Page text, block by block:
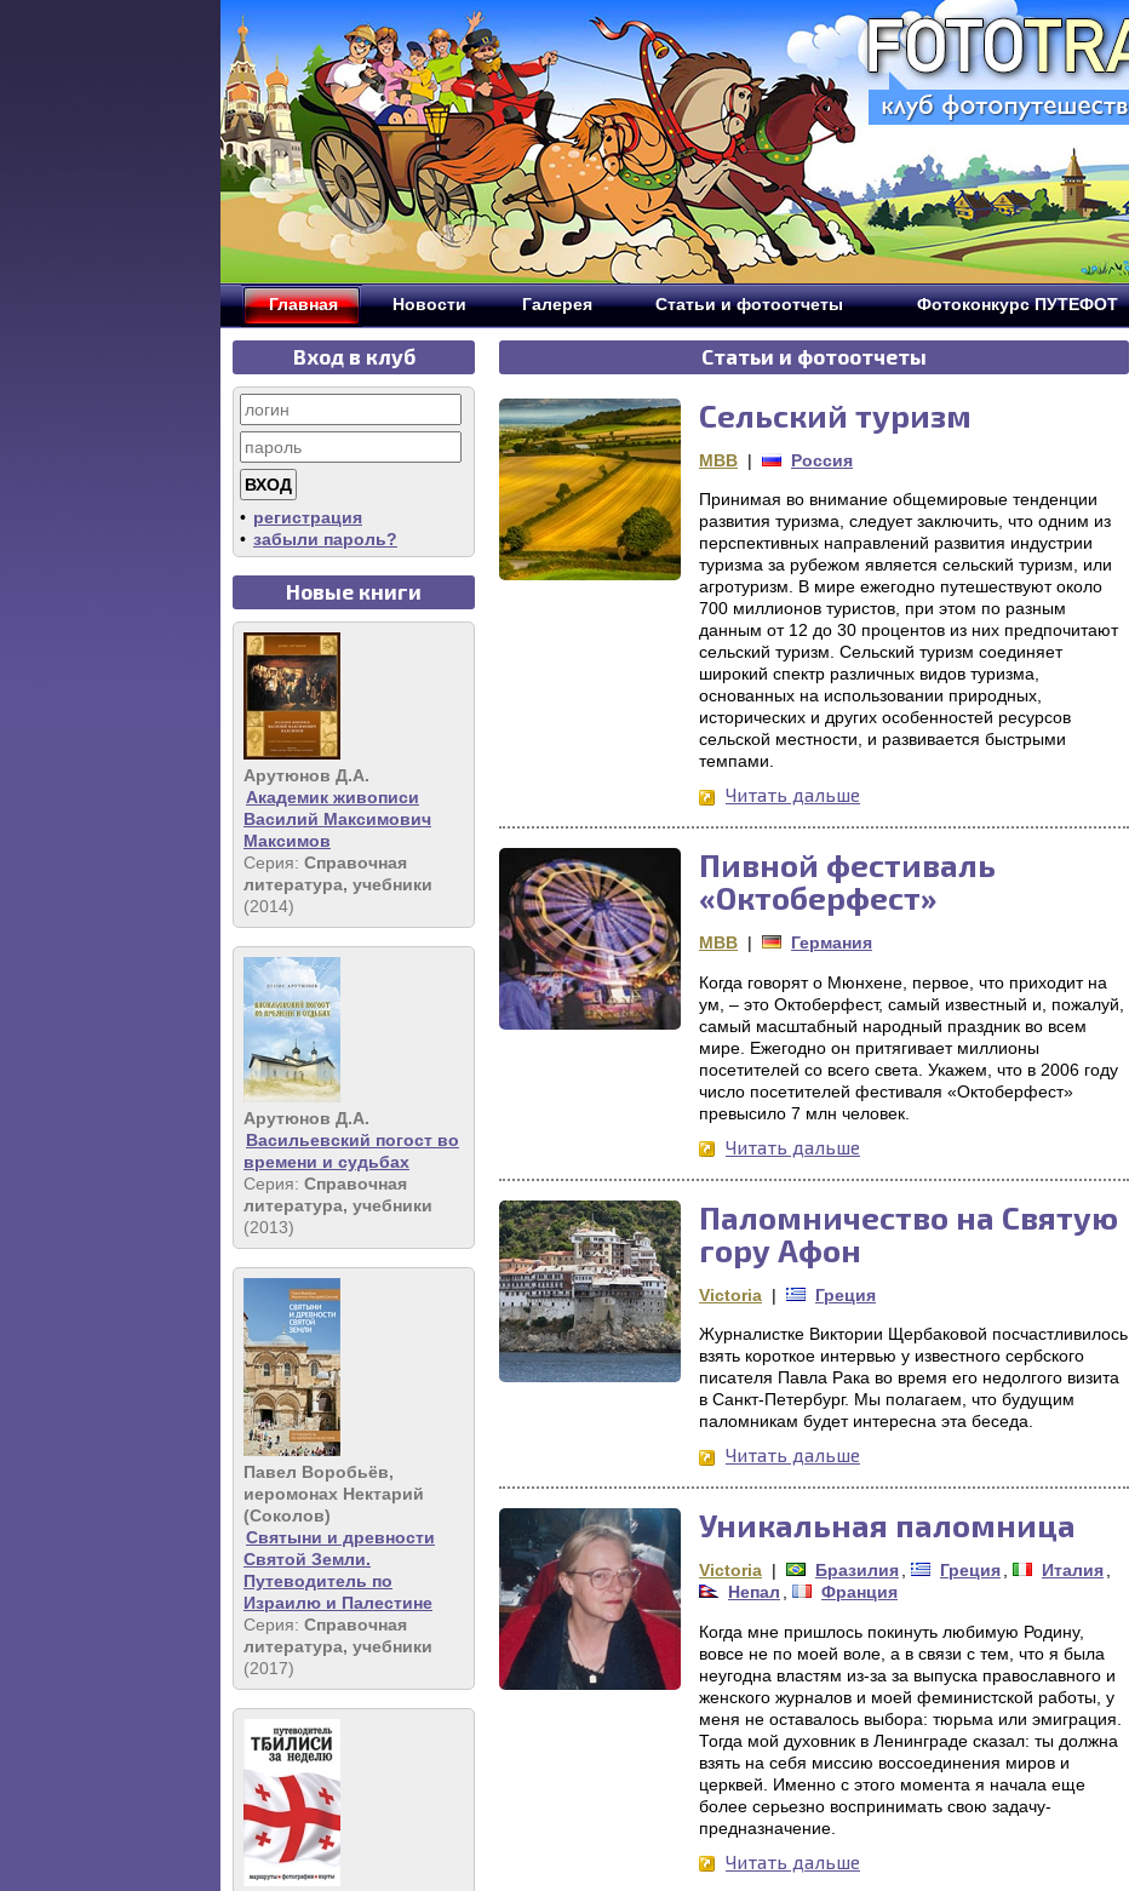
Главная Новости Галерея Статьи и фотоотчеты Фотоконкурс ПУТЕФОТ
Вход в клуб
• регистрация
• забыли пароль?
Новые книги
Арутюнов Д.А.
Академик живописи
Василий Максимович
Максимов
Серия: Справочная
литература, учебники
(2014)
Арутюнов Д.А.
Васильевский погост во
времени и судьбах
Серия: Справочная
литература, учебники
(2013)
Павел Воробьёв,
иеромонах Нектарий
(Соколов)
Святыни и древности
Святой Земли.
Путеводитель по
Израилю и Палестине
Серия: Справочная
литература, учебники
(2017)
Cтатьи и фотоотчеты
Сельский туризм
MBB | Россия
Принимая во внимание общемировые тенденции
развития туризма, следует заключить, что одним из
перспективных направлений развития индустрии
туризма за рубежом является сельский туризм, или
агротуризм. В мире ежегодно путешествуют около
700 миллионов туристов, при этом по разным
данным от 12 до 30 процентов из них предпочитают
сельский туризм. Сельский туризм соединяет
широкий спектр различных видов туризма,
основанных на использовании природных,
исторических и других особенностей ресурсов
сельской местности, и развивается быстрыми
темпами.
Читать дальше
Пивной фестиваль
«Октоберфест»
MBB | Германия
Когда говорят о Мюнхене, первое, что приходит на
ум, – это Октоберфест, самый известный и, пожалуй,
самый масштабный народный праздник во всем
мире. Ежегодно он притягивает миллионы
посетителей со всего света. Укажем, что в 2006 году
число посетителей фестиваля «Октоберфест»
превысило 7 млн человек.
Читать дальше
Паломничество на Святую
гору Афон
Victoria | Греция
Журналистке Виктории Щербаковой посчастливилось
взять короткое интервью у известного сербского
писателя Павла Рака во время его недолгого визита
в Санкт-Петербург. Мы полагаем, что будущим
паломникам будет интересна эта беседа.
Читать дальше
Уникальная паломница
Victoria | Бразилия Греция Италия
Непал
Франция
Когда мне пришлось покинуть любимую Родину,
вовсе не по моей воле, а в связи с тем, что я была
неугодна властям из-за за выпуска православного и
женского журналов и моей феминистской работы, у
меня не оставалось выбора: тюрьма или эмиграция.
Тогда мой духовник в Ленинграде сказал: ты должна
взять на себя миссию воссоединения миров и
церквей. Именно с этого момента я начала еще
более серьезно воспринимать свою задачу-
предназначение.
Читать дальше